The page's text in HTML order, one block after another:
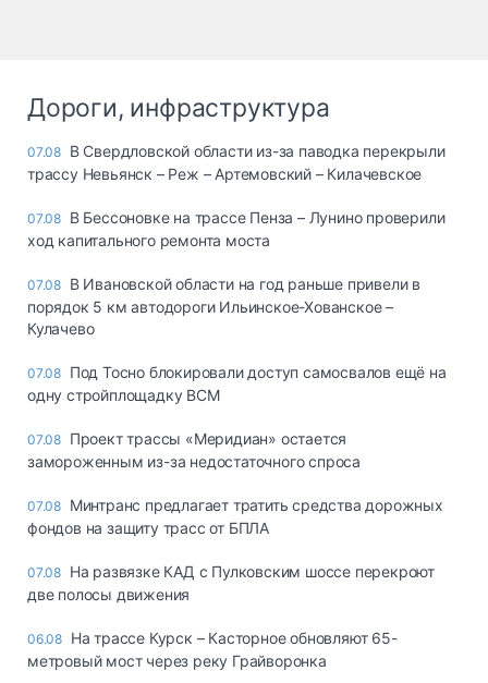
Дороги, инфраструктура
07.08 В Свердловской области из-за паводка перекрыли
трассу Невьянск – Реж – Артемовский – Килачевское
07.08 В Бессоновке на трассе Пенза – Лунино проверили
ход капитального ремонта моста
07.08 В Ивановской области на год раньше привели в
порядок 5 км автодороги Ильинское-Хованское –
Кулачево
07.08 Под Тосно блокировали доступ самосвалов ещё на
одну стройплощадку ВСМ
07.08 Проект трассы «Меридиан» остается
замороженным из-за недостаточного спроса
07.08 Минтранс предлагает тратить средства дорожных
фондов на защиту трасс от БПЛА
07.08 На развязке КАД с Пулковским шоссе перекроют
две полосы движения
06.08 На трассе Курск – Касторное обновляют 65-
метровый мост через реку Грайворонка